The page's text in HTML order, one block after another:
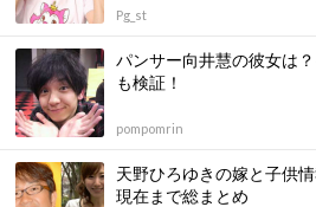
Pg_st
パンサー向井慧の彼女は
も検証！
pompomrin
天野ひろゆきの嫁と子供
現在まで総まとめ